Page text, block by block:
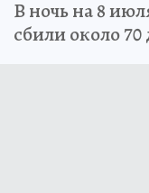
В ночь на 8
сбили около